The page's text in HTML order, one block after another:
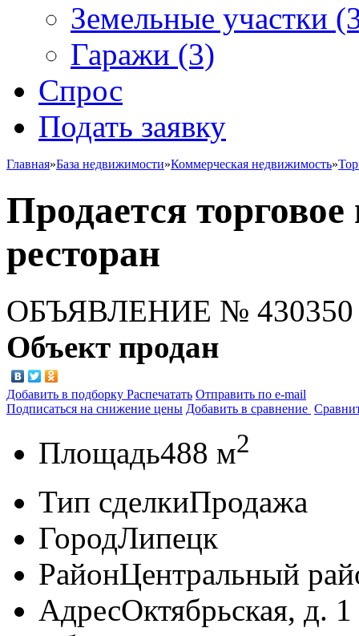
Земельные участки
Гаражи (3)
Спрос
Подать заявку
Главная»База недвижимости»Коммерческая недвижимость»
Продается
ресторан
ОБЪЯВЛЕНИЕ № 430350
Объект продан
Добавить в подборку Распечатать Отправить по e-mail
Подписаться на снижение цены Добавить в сравнение
Площадь488 м2
Тип сделкиПродажа
ГородЛипецк
РайонЦентральный
АдресОктябрьская, д. 1